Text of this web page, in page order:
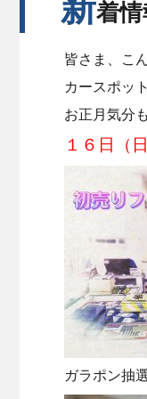
着
皆さま、こ
カースポッ
お正月気分
１６日（
ガラポン抽